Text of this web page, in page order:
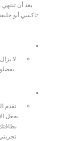
بعد أن
تاكسي أبو
لا
تقدم
يجعل